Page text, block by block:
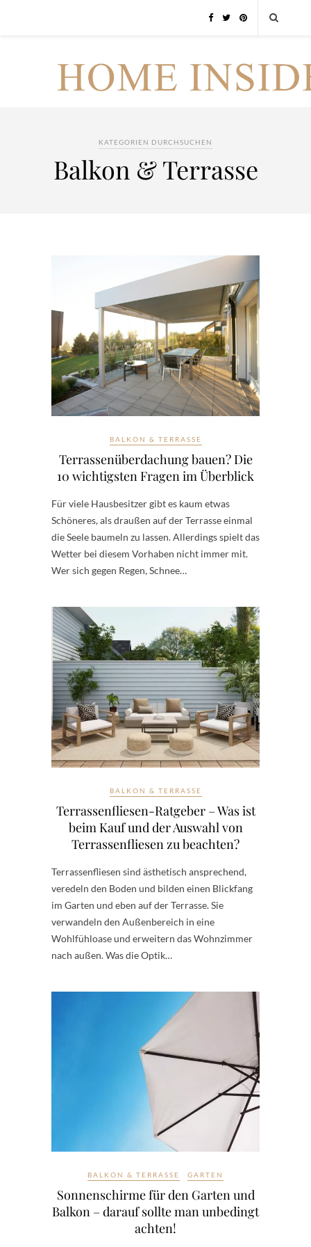
KATEGORIEN DURCHSUCHEN
Balkon & Terrasse
BALKON & TERRASSE
Terrassenüberdachung bauen? Die
10 wichtigsten Fragen im Überblick
Für viele Hausbesitzer gibt es kaum etwas
Schöneres, als draußen auf der Terrasse einmal
die Seele baumeln zu lassen. Allerdings spielt das
Wetter bei diesem Vorhaben nicht immer mit.
Wer sich gegen Regen, Schnee…
BALKON & TERRASSE
Terrassenfliesen-Ratgeber – Was ist
beim Kauf und der Auswahl von
Terrassenfliesen zu beachten?
Terrassenfliesen sind ästhetisch ansprechend,
veredeln den Boden und bilden einen Blickfang
im Garten und eben auf der Terrasse. Sie
verwandeln den Außenbereich in eine
Wohlfühloase und erweitern das Wohnzimmer
nach außen. Was die Optik…
BALKON & TERRASSE GARTEN
Sonnenschirme für den Garten und
Balkon – darauf sollte man unbedingt
achten!